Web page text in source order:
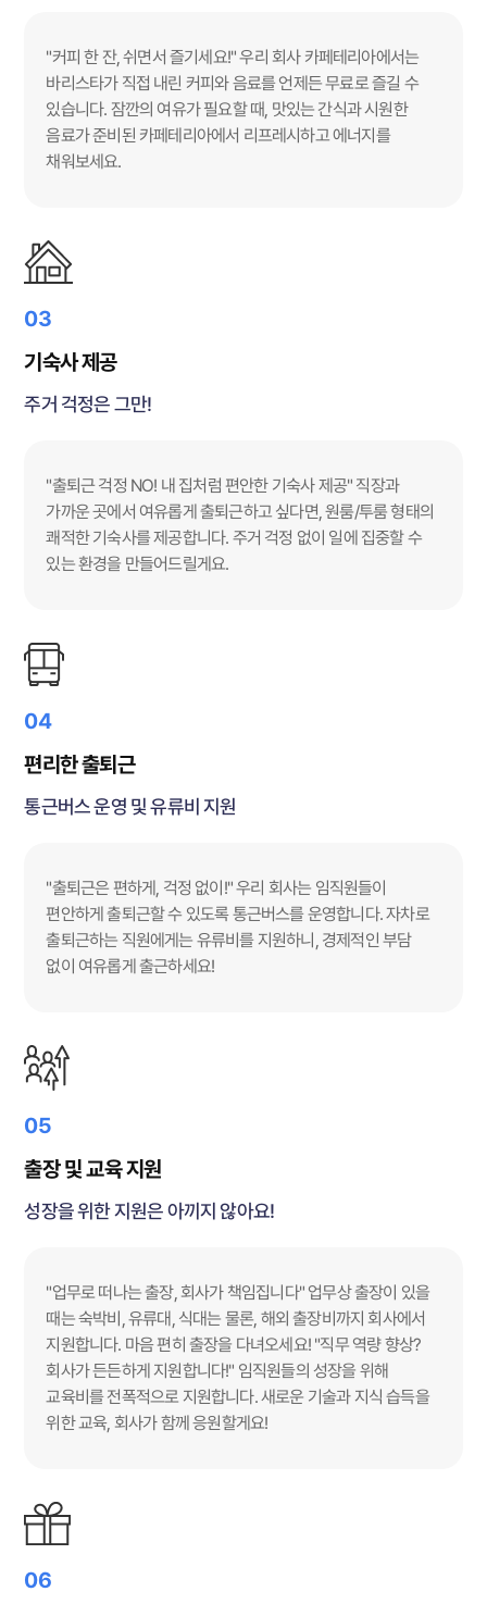
"커피 한 잔, 쉬면서 즐기세요!" 우리 회사 카페테리아에서는
바리스타가 직접 내린 커피와 음료를 언제든 무료로 즐길 수
있습니다. 잠깐의 여유가 필요할 때, 맛있는 간식과 시원한
음료가 준비된 카페테리아에서 리프레시하고 에너지를
채워보세요.
03
기숙사 제공
주거 걱정은 그만!
"출퇴근 걱정 NO! 내 집처럼 편안한 기숙사 제공" 직장과
가까운 곳에서 여유롭게 출퇴근하고 싶다면, 원룸/투룸 형태의
쾌적한 기숙사를 제공합니다. 주거 걱정 없이 일에 집중할 수
있는 환경을 만들어드릴게요.
04
편리한 출퇴근
통근버스 운영 및 유류비 지원
"출퇴근은 편하게, 걱정 없이!" 우리 회사는 임직원들이
편안하게 출퇴근할 수 있도록 통근버스를 운영합니다. 자차로
출퇴근하는 직원에게는 유류비를 지원하니, 경제적인 부담
없이 여유롭게 출근하세요!
05
출장 및 교육 지원
성장을 위한 지원은 아끼지 않아요!
"업무로 떠나는 출장, 회사가 책임집니다" 업무상 출장이 있을
때는 숙박비, 유류대, 식대는 물론, 해외 출장비까지 회사에서
지원합니다. 마음 편히 출장을 다녀오세요! "직무 역량 향상?
회사가 든든하게 지원합니다!" 임직원들의 성장을 위해
교육비를 전폭적으로 지원합니다. 새로운 기술과 지식 습득을
위한 교육, 회사가 함께 응원할게요!
06